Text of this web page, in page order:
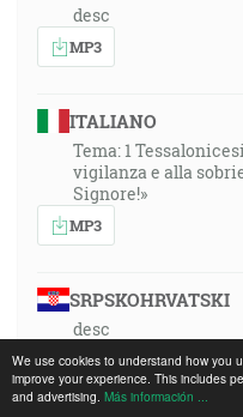
We use cookies to understand how you
improve your experience. This includes
and advertising. Más información ...
desc
MP3
ITALIANO
Tema: 1
vigilanza e alla
Signore!»
MP3
SRPSKOHRVATSKI
desc
MP3